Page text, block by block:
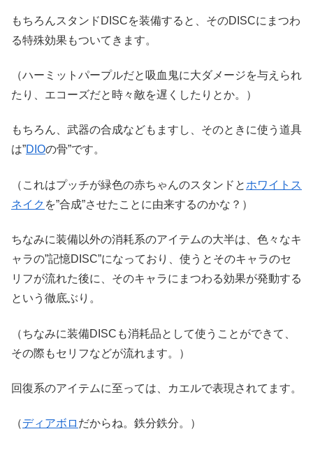
もちろんスタンドDISCを装備すると、そのDISCにまつわ
る特殊効果もついてきます。
（ハーミットパープルだと吸血鬼に大ダメージを与えられ
たり、エコーズだと時々敵を遅くしたりとか。）
もちろん、武器の合成などもますし、そのときに使う道具
は”DIOの骨”です。
（これはプッチが緑色の赤ちゃんのスタンドと ホワイトス
ネイク を”合成”させたことに由来するのかな？）
ちなみに装備以外の消耗系のアイテムの大半は、色々なキ
ャラの”記憶DISC”になっており、使うとそのキャラのセ
リフが流れた後に、そのキャラにまつわる効果が発動する
という徹底ぶり。
（ちなみに装備DISCも消耗品として使うことができて、
その際もセリフなどが流れます。）
回復系のアイテムに至っては、カエルで表現されてます。
（ディアボロ だからね。鉄分鉄分。）